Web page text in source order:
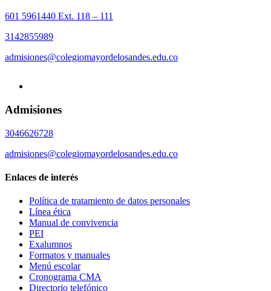
601 5961440 Ext. 118 – 111
3142855989
admisiones@colegiomayordelosandes.edu.co
Admisiones
3046626728
admisiones@colegiomayordelosandes.edu.co
Enlaces de interés
Política de tratamiento de datos personales
Línea ética
Manual de convivencia
PEI
Exalumnos
Formatos y manuales
Menú escolar
Cronograma CMA
Directorio telefónico